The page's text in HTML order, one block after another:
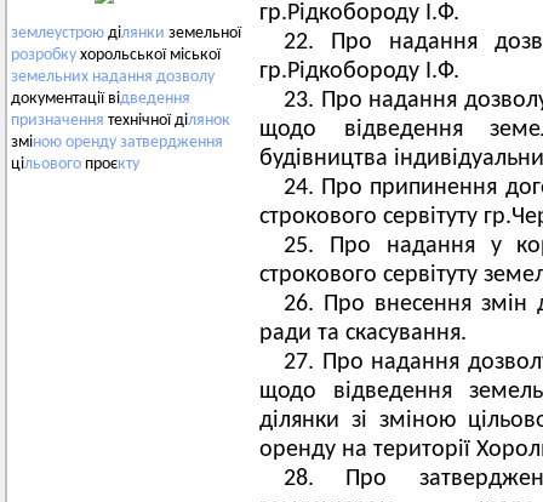
землеустрою ділянки земельної
розробку хорольської міської
земельних надання дозволу
документації відведення
призначення технічної ділянок
зміною оренду затвердження
цільового проєкту
гр.Рідкобороду І.Ф.
22. Про надання
гр.Рідкобороду І.Ф.
23. Про надання
щодо відведення
будівництва
24. Про припинення
строкового сервітуту
25. Про надання у
строкового сервітуту
26. Про внесення змін
ради та скасування.
27. Про надання
щодо відведення
ділянки зі зміною
оренду на території
28. Про